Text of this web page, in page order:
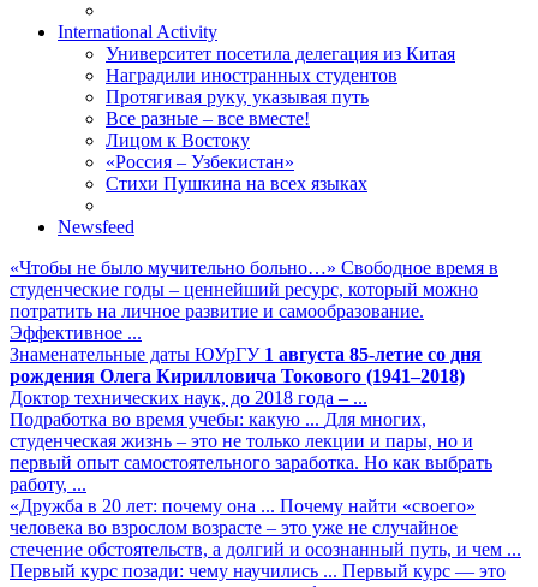
International Activity
Университет посетила делегация из Китая
Наградили иностранных студентов
Протягивая руку, указывая путь
Все разные – все вместе!
Лицом к Востоку
«Россия – Узбекистан»
Стихи Пушкина на всех языках
Newsfeed
«Чтобы не было мучительно больно…» Свободное время в
студенческие годы – ценнейший ресурс, который можно
потратить на личное развитие и самообразование.
Эффективное ...
Знаменательные даты ЮУрГУ 1 августа 85-летие со дня
рождения Олега Кирилловича Токового (1941–2018)
Доктор технических наук, до 2018 года – ...
Подработка во время учебы: какую ... Для многих,
студенческая жизнь – это не только лекции и пары, но и
первый опыт самостоятельного заработка. Но как выбрать
работу, ...
«Дружба в 20 лет: почему она ... Почему найти «своего»
человека во взрослом возрасте – это уже не случайное
стечение обстоятельств, а долгий и осознанный путь, и чем ...
Первый курс позади: чему научились ... Первый курс — это